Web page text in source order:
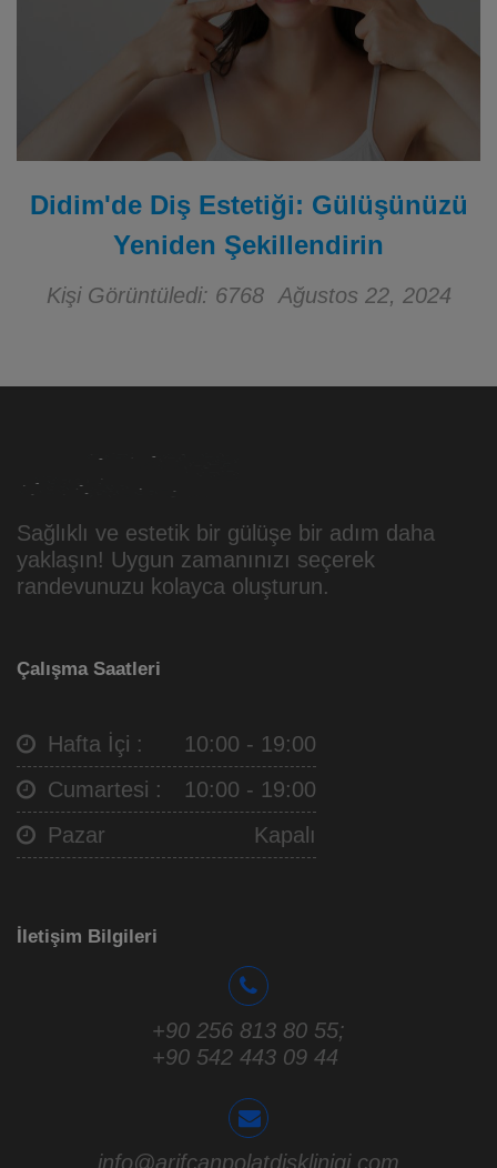
Didim'de Diş Estetiği: Gülüşünüzü
Yeniden Şekillendirin
Kişi Görüntüledi: 6768 Ağustos 22, 2024
Sağlıklı ve estetik bir gülüşe bir adım daha
yaklaşın! Uygun zamanınızı seçerek
randevunuzu kolayca oluşturun.
Çalışma Saatleri
Hafta İçi :
10:00 - 19:00
Cumartesi :
10:00 - 19:00
Pazar
Kapalı
İletişim Bilgileri
+90 256 813 80 55;
+90 542 443 09 44
info@arifcanpolatdisklinigi.com